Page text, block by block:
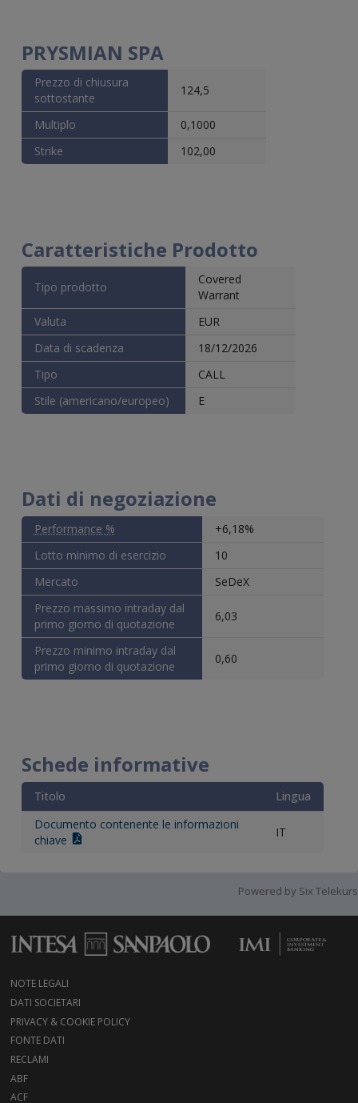
PRYSMIAN SPA
Prezzo di chiusura
sottostante
124,5
Multiplo
0,1000
Strike
102,00
Caratteristiche Prodotto
Tipo prodotto
Covered
Warrant
Valuta
EUR
Data di scadenza
18/12/2026
Tipo
CALL
Stile (americano/europeo)
E
Dati di negoziazione
Performance %
+6,18%
Lotto minimo di esercizio
10
Mercato
SeDeX
Prezzo massimo intraday dal
primo giorno di quotazione
6,03
Prezzo minimo intraday dal
primo giorno di quotazione
0,60
Schede informative
Titolo
Lingua
Documento contenente le informazioni
chiave
IT
Powered by Six Telekurs
NOTE LEGALI
DATI SOCIETARI
PRIVACY & COOKIE POLICY
FONTE DATI
RECLAMI
ABF
ACF